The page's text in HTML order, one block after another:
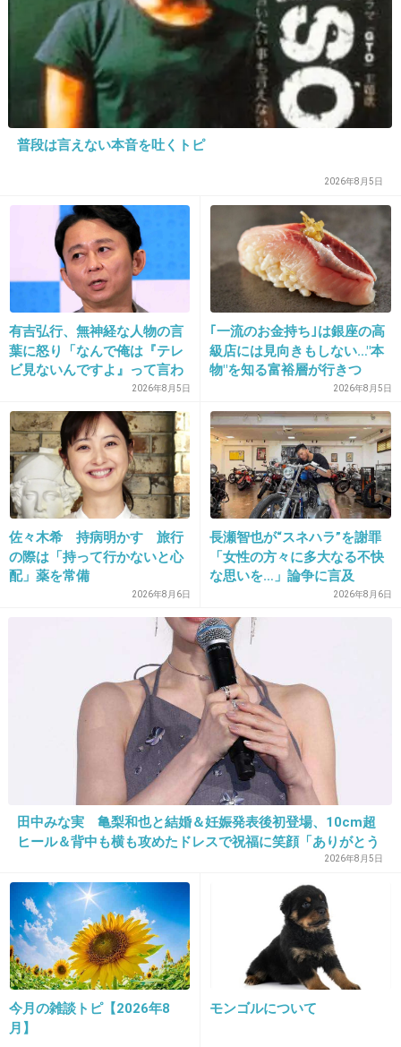
22. 匿名2024/06/29(土) 10:20:23
6かな🤔
肌が汚いとファンデも汚い感じになるし化粧崩れもやばい…
-0
2024/06/29(土) 10:20:31
ヘアケア…8
スキンケア…6
メイク…3
服…5
ネイル…10
あとはジム通いでスタイルキープかな。
着てるものシンプルでも綺麗に見える。
+0 -1
24. 匿名 2024/06/29(土) 10:21:11
スキンケアに「お金がかかる」（不本意）
ヘアケア・メイクは身だしなみ認識。
ネイルは清潔感保つ自信なくてむしろマメに爪切りして
服や靴は手間ももお金かかっちゃってるけど楽しい。
アクセサリーは、ここ一番用みたいのしか手間もお金かけ
てないかも。
中年になったからかもだけど、なんかこんな味気なさそう
な感じになってる。
+3
服UNIQLOなのに意味不明に眼鏡だけハイブランドのチグハ
グ女がいたら、私です。眼鏡は体の一部
1件の返信
+4
普段は言えない本音を吐くトピ
2026年8月5日
有吉弘行、無神経な人物の言
葉に怒り「なんで俺は『テレ
ビ見ないんですよ』って言わ
れなきゃいけないの？ふざけ
やがって」
2026年8月5日
｢一流のお金持ち｣は銀座の高
級店には見向きもしない…"本
物"を知る富裕層が行きつ
く"究極のスシ"の正体2026年8月5日
佐々木希 持病明かす 旅行
の際は「持って行かないと心
配」薬を常備
2026年8月6日
長瀬智也が“スネハラ”を謝罪
「女性の方々に多大なる不快
な思いを…」論争に言及
2026年8月6日
田中みな実 亀梨和也と結婚＆妊娠発表後初登場、10cm超
ヒール＆背中も横も攻めたドレスで祝福に笑顔「ありがとう
2026年8月5日
今月の雑談トピ【2026年8
月】
モンゴルについて